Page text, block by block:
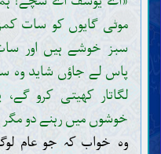
موٹی گایوں کو سات
سبز خوشے ہیں اور
پاس لے جاؤں شاید وہ
لگاتار کھیتی کرو
خوشوں میں رہنے دو مگر
وہ خواب کہ جو عام